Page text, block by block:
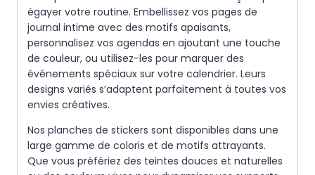
égayer votre routine. Embellissez vos pages de
journal intime avec des motifs apaisants,
personnalisez vos agendas en ajoutant une touche
de couleur, ou utilisez-les pour marquer des
événements spéciaux sur votre calendrier. Leurs
designs variés s’adaptent parfaitement à toutes vos
envies créatives.
Nos planches de stickers sont disponibles dans une
large gamme de coloris et de motifs attrayants.
Que vous préfériez des teintes douces et naturelles